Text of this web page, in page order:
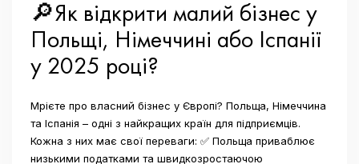
🔎Як відкрити малий бізнес у
Польщі, Німеччині або Іспанії
у 2025 році?
Мрієте про власний бізнес у Європі? Польща, Німеччина
та Іспанія – одні з найкращих країн для підприємців.
Кожна з них має свої переваги: ✅ Польща приваблює
низькими податками та швидкозростаючою